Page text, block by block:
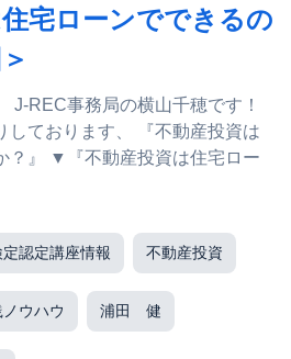
住宅ローンでできるの
J-REC事務局の横山千穂です！
す、 『不動産投資は
住宅ロー
認定講座情報 不動産投資
ウハウ 浦田 健